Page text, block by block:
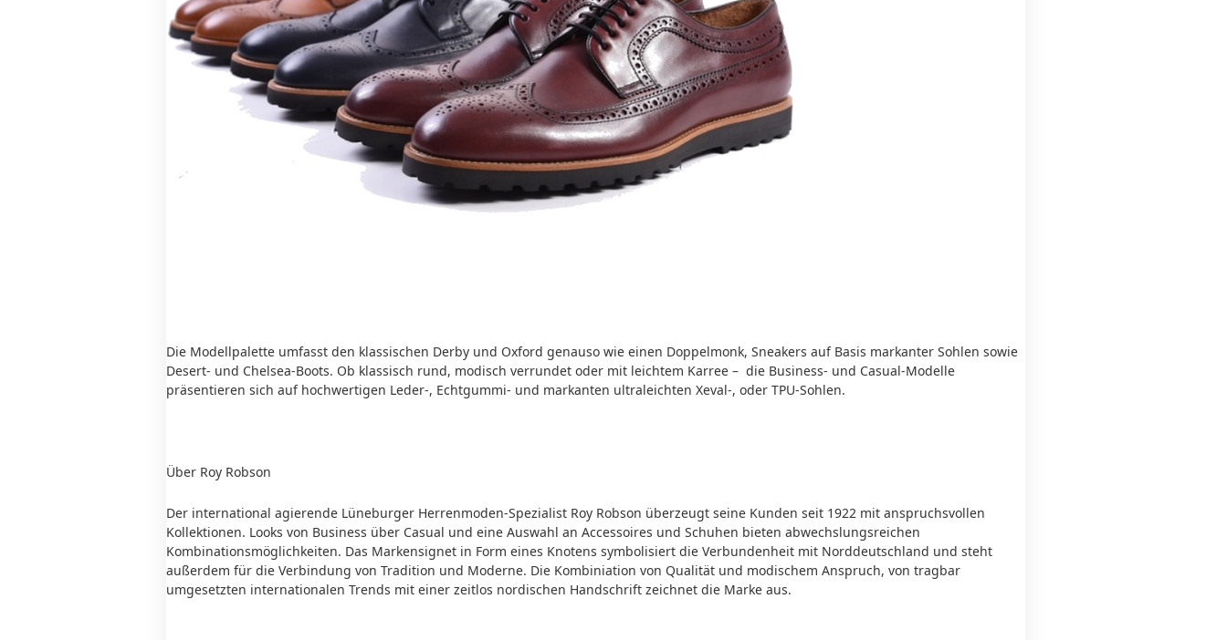
Die Modellpalette umfasst den klassischen Derby und Oxford genauso wie einen Doppelmonk, Sneakers auf Basis markanter Sohlen sowie
Desert- und Chelsea-Boots. Ob klassisch rund, modisch verrundet oder mit leichtem Karree – die Business- und Casual-Modelle
präsentieren sich auf hochwertigen Leder-, Echtgummi- und markanten ultraleichten Xeval-, oder TPU-Sohlen.
Über Roy Robson
Der international agierende Lüneburger Herrenmoden-Spezialist Roy Robson überzeugt seine Kunden seit 1922 mit anspruchsvollen
Kollektionen. Looks von Business über Casual und eine Auswahl an Accessoires und Schuhen bieten abwechslungsreichen
Kombinationsmöglichkeiten. Das Markensignet in Form eines Knotens symbolisiert die Verbundenheit mit Norddeutschland und steht
außerdem für die Verbindung von Tradition und Moderne. Die Kombiniation von Qualität und modischem Anspruch, von tragbar
umgesetzten internationalen Trends mit einer zeitlos nordischen Handschrift zeichnet die Marke aus.